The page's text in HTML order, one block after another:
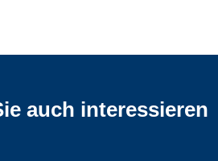
auch interessieren